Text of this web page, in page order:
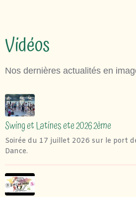
Vidéos
Nos dernières actualités en
Swing et Latines ete 2026 2ème
Soirée du 17 juillet 2026 sur le port
Dance.